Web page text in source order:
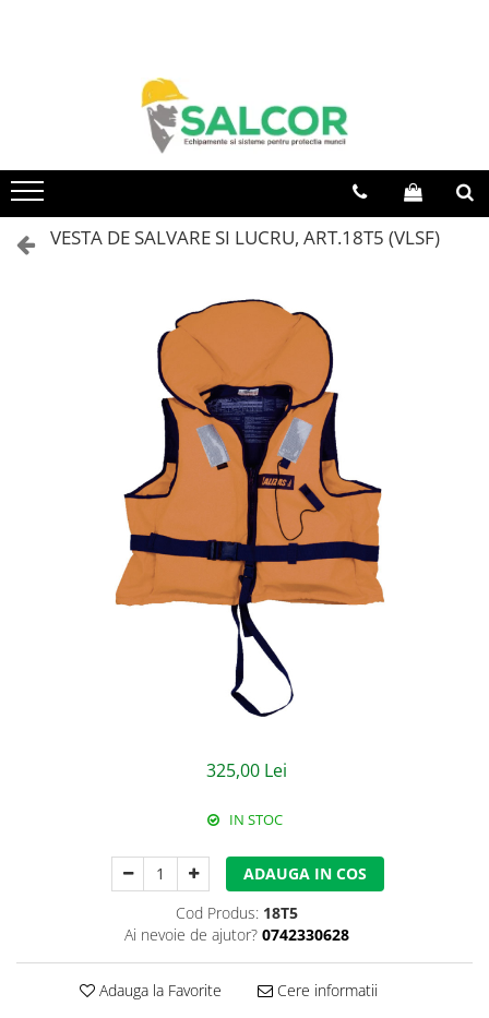
Articole unica folosinta
Camasi
Imbracaminte Femei
Jachete/Bluze Salopeta
Pantaloni cu pieptar
Pantaloni de lucru
Lucru la Inaltime
Accesorii alpinism utilitar
VESTA DE SALVARE SI LUCRU, ART.18T5 (VLSF)
325,00 Lei
IN STOC
ADAUGA IN COS
Cod Produs: 18T5
Ai nevoie de ajutor? 0742330628
Adauga la Favorite Cere informatii